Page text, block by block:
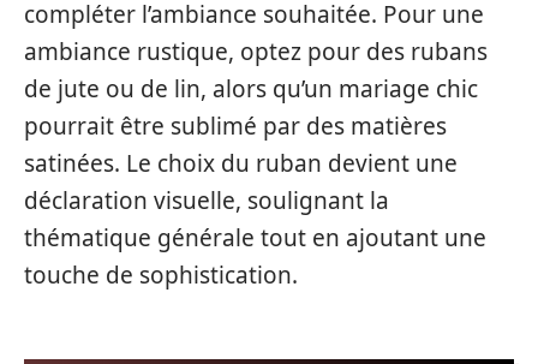
compléter l’ambiance souhaitée. Pour une
ambiance rustique, optez pour des rubans
de jute ou de lin, alors qu’un mariage chic
pourrait être sublimé par des matières
satinées. Le choix du ruban devient une
déclaration visuelle, soulignant la
thématique générale tout en ajoutant une
touche de sophistication.